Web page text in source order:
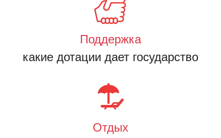
Поддержка
какие дотации дает государство
Отдых